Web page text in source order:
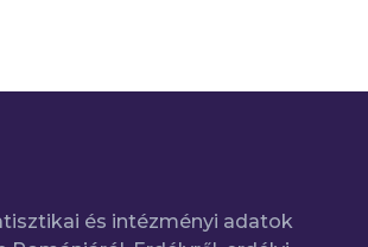
és intézményi adatok